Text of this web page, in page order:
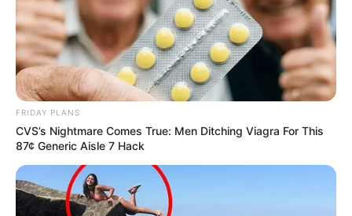
Auf einigen Seiten dieses Projektes sind Affiliate-
Angebote integriert. Wenn etwas darüber gebucht oder
gekauft wird, ist das eine Unterstützung, ohne dass sich
dadurch der Preis ändert.
FRIDAY PLANS
CVS’s Nightmare Comes True: Men Ditching Viagra For This
87¢ Generic Aisle 7 Hack